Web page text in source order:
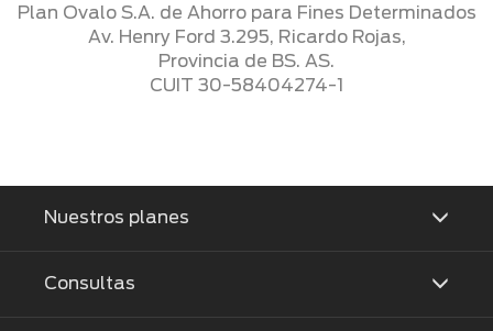
Plan Ovalo S.A. de Ahorro para Fines Determinados
Av. Henry Ford 3.295, Ricardo Rojas,
Provincia de BS. AS.
CUIT 30-58404274-1
Nuestros planes
Consultas